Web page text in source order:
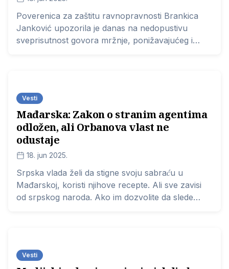
Poverenica za zaštitu ravnopravnosti Brankica
Janković upozorila je danas na nedopustivu
sveprisutnost govora mržnje, ponižavajućeg i
Vesti
Mađarska: Zakon o stranim agentima
odložen, ali Orbanova vlast ne
odustaje
18. jun 2025.
Srpska vlada želi da stigne svoju sabraću u
Mađarskoj, koristi njihove recepte. Ali sve zavisi
od srpskog naroda. Ako im dozvolite da slede
Vesti